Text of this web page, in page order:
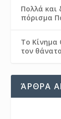
Πολλά και
πόρισμα
Το Κίνημα
τον
ΆΡΘΡΑ